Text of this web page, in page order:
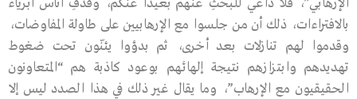
الإرهابي”، فلا داعي للبحثِ عنهم بعيدًا عنكم، وقذفِ أناس أبرياء
بالافتراءات، ذلك أن من جلسوا مع الإرهابيين على طاولة المفاوضات،
وقدموا لهم تنازلات بعد أخرى، ثم بدؤوا يئنّون تحت ضغوط
تهديدهم وابتزازهم نتيجة إلهائهم بوعود كاذبة هم “المتعاونون
الحقيقيون مع الإرهاب”، وما يقال غير ذلك في هذا الصدد ليس إلا